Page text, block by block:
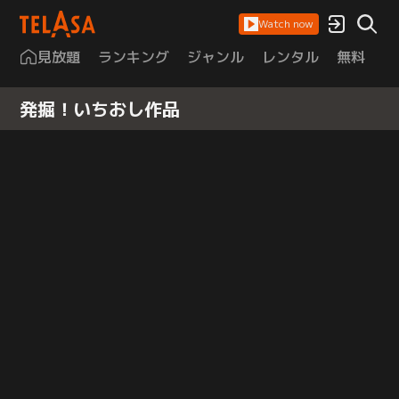
Watch now
見放題 ランキング ジャンル レンタル 無料
発掘！いちおし作品